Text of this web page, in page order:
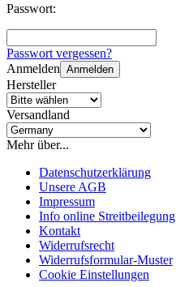
Passwort:
Passwort vergessen?
Anmelden Anmelden
Hersteller
Versandland
Mehr über...
Datenschutzerklärung
Unsere AGB
Impressum
Info online Streitbeilegung
Kontakt
Widerrufsrecht
Widerrufsformular-Muster
Cookie Einstellungen